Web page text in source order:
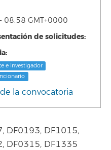
08:58 GMT+0000
de solicitudes:
e Investigador
la convocatoria
DF0193, DF1015,
DF0315, DF1335